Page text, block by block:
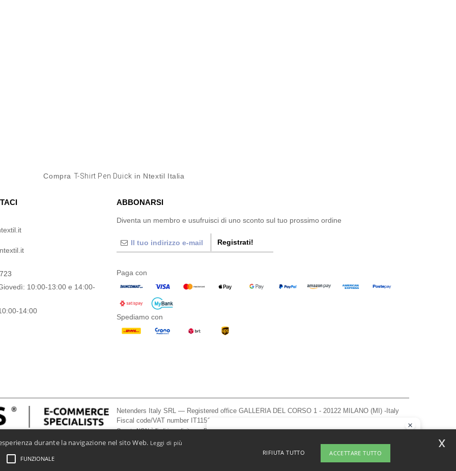
Compra T-Shirt Pen Duick in Ntextil Italia
10:00-13:00 e 14:00-
14:00
ABBONARSI
Diventa un membro e usufruisci di uno sconto sul tuo prossimo ordine
Registrati!
Paga con
Spediamo con
Netenders Italy SRL — Registered office GALLERIA DEL CORSO 1 - 20122 MILANO (MI) -Italy
Fiscal code/VAT number IT11510210963 — REA number MI-2608168.
Questo NON è l'indirizzo di ritorno. Per i resi, vedere qui
Generali Di Accesso E Uso
durante la navigazione nel sito Web. Leggi di più
FUNZIONALE
RIFIUTA TUTTO ACCETTARE TUTTO
x
In caso di domande o dubbi, puoi contattarci in qualsiasi momento. Il nostro
chatbot è qui per aiutarti.